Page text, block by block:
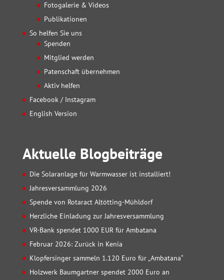
Fotogalerie & Videos
Publikationen
So helfen Sie uns
Spenden
Mitglied werden
Patenschaft übernehmen
Aktiv helfen
Facebook / Instagram
English Version
Aktuelle Blogbeiträge
Die Solaranlage für Warmwasser ist installiert!
Jahresversammlung 2026
Spende von Rotaract Altötting-Mühldorf
Herzliche Einladung zur Jahresversammlung
VR-Bank spendet 1000 EUR für Ambatana
Februar 2026: Zurück in Kenia
Klopfersinger sammeln 1.120 Euro für „Ambatana“
Holzwerk Baumgartner spendet 2000 Euro an